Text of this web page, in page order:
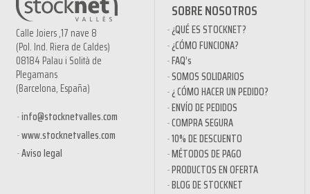
Calle Joiers ,17 nave 8
(Pol. Ind. Riera de Caldes)
08184 Palau i Solità de
Plegamans
(Barcelona, España)
info@stocknetvalles.com
www.stocknetvalles.com
Aviso legal
SOBRE NOSOTROS
¿QUÉ ES STOCKNET?
¿CÓMO FUNCIONA?
FAQ’s
SOMOS SOLIDARIOS
¿ CÓMO HACER UN PEDIDO?
ENVÍO DE PEDIDOS
COMPRA SEGURA
10% DE DESCUENTO
MÉTODOS DE PAGO
PRODUCTOS EN OFERTA
BLOG DE STOCKNET